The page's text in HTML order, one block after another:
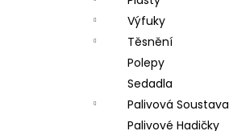
Výfuky
Těsnění
Polepy
Sedadla
Palivová Soustava
Palivové Hadičky